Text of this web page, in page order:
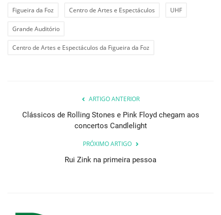
Figueira da Foz Centro de Artes e Espectáculos UHF
Grande Auditório
Centro de Artes e Espectáculos da Figueira da Foz
ARTIGO ANTERIOR
Clássicos de Rolling Stones e Pink Floyd chegam aos
concertos Candlelight
PRÓXIMO ARTIGO
Rui Zink na primeira pessoa